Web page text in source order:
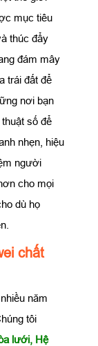
mục tiêu
thúc đẩy
đám mây
trái đất để
nơi bạn
số để
nhẹn, hiệu
người
cho mọi
dù họ
chất
năm
tôi
lưới, Hệ